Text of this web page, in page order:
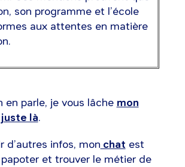
son programme et l’école
aux attentes en matière
en parle, je vous lâche mon
là.
d’autres infos, mon chat est
et trouver le métier de